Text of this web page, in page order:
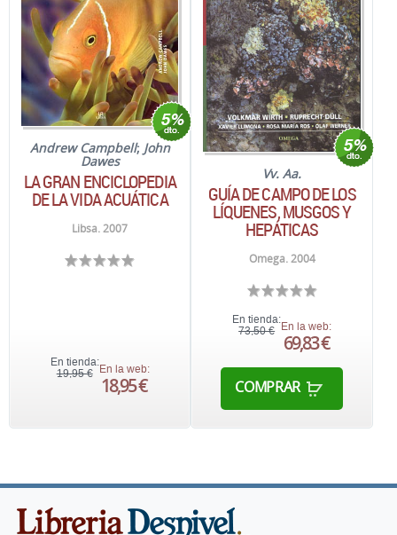
Andrew Campbell; John
Dawes
LA GRAN ENCICLOPEDIA
DE LA VIDA ACUÁTICA
Libsa. 2007
En tienda:
19,95 € En la web:
18,95 €
Vv. Aa.
GUÍA DE CAMPO DE LOS
LÍQUENES, MUSGOS Y
HEPÁTICAS
Omega. 2004
En tienda:
73,50 € En la web:
69,83 €
COMPRAR